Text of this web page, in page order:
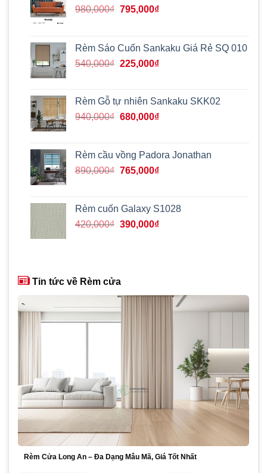
980,000₫ Giá
980,000₫.
795,000₫Giá
là:
795,000₫.
Rèm Sáo Cuốn Sankaku Giá Rẻ SQ 010
540,000₫ Giá
540,000₫.
225,000₫Giá
là:
225,000₫.
Rèm Gỗ tự nhiên Sankaku SKK02
940,000₫ Giá
940,000₫.
680,000₫Giá
là:
680,000₫.
Rèm cầu vồng Padora Jonathan
890,000₫ Giá
890,000₫.
765,000₫Giá
là:
765,000₫.
Rèm cuốn Galaxy S1028
420,000₫ Giá
390,000₫Giá
Tin tức về Rèm cửa
Rèm Cửa Long An – Đa Dạng Mẫu Mã, Giá Tốt Nhất